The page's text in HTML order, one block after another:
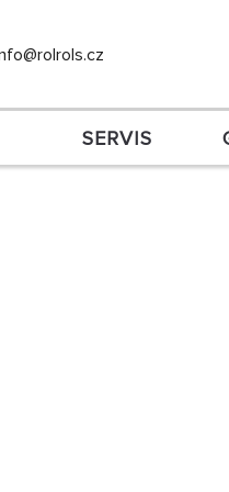
rolrols.cz
SERVIS